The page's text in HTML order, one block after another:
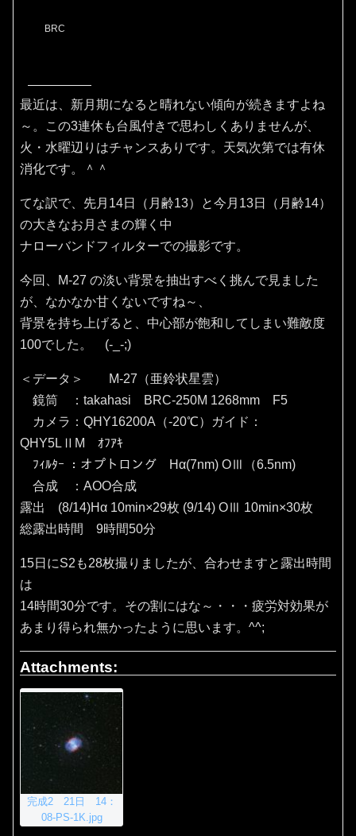
BRC
最近は、新月期になると晴れない傾向が続きますよね
～。この3連休も台風付きで思わしくありませんが、
火・水曜辺りはチャンスありです。天気次第では有休
消化です。＾＾
てな訳で、先月14日（月齢13）と今月13日（月齢14）
の大きなお月さまの輝く中
ナローバンドフィルターでの撮影です。
今回、M-27 の淡い背景を抽出すべく挑んで見ました
が、なかなか甘くないですね～、
背景を持ち上げると、中心部が飽和してしまい難敵度
100でした。 (-_-;)
＜データ＞ M-27（亜鈴状星雲）
鏡筒 ：takahasi BRC-250M 1268mm F5
カメラ：QHY16200A（‐20℃）ガイド：
QHY5LⅡM ｵﾌｱｷ
ﾌｨﾙﾀｰ ：オプトロング Hα(7nm) OⅢ（6.5nm)
合成 ：AOO合成
露出 (8/14)Hα 10min×29枚 (9/14) OⅢ 10min×30枚
総露出時間 9時間50分
15日にS2も28枚撮りましたが、合わせますと露出時間
は
14時間30分です。その割にはな～・・・疲労対効果が
あまり得られ無かったように思います。^^;
Attachments:
完成2 21日 14：
08-PS-1K.jpg